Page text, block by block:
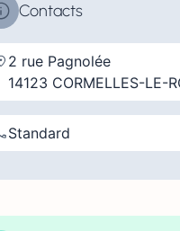
Contacts
2 rue Pagnolée
14123 CORMELLES-LE-
Standard